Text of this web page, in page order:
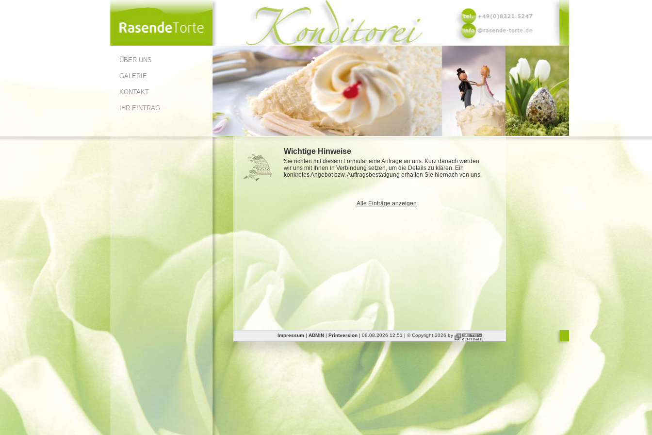
ÜBER UNS
GALERIE
KONTAKT
IHR EINTRAG
Wichtige Hinweise
Sie richten mit diesem Formular eine Anfrage an uns. Kurz danach werden
wir uns mit Ihnen in Verbindung setzen, um die Details zu klären. Ein
konkretes Angebot bzw. Auftragsbestätigung erhalten Sie hiernach von uns.
Alle Einträge anzeigen
Impressum | ADMIN | Printversion | 08.08.2026 12:51 | © Copyright 2026 by